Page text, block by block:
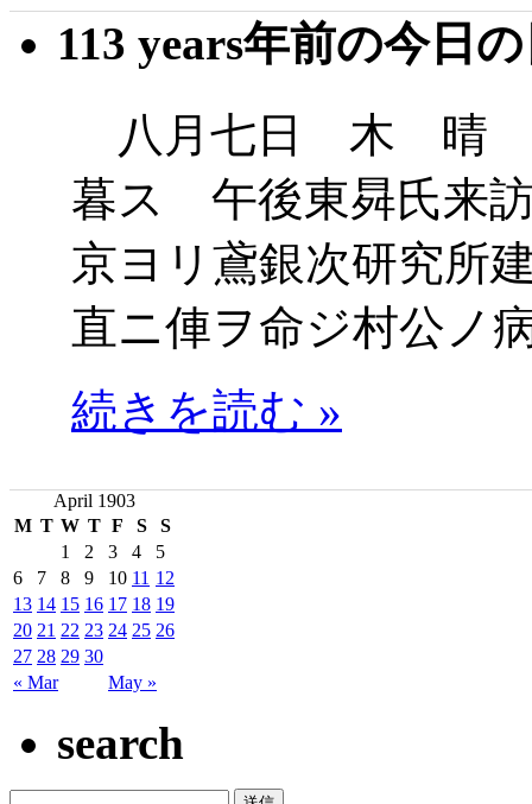
113 years年前の今日
八月七日 木 晴
暮ス 午後東曻氏来
京ヨリ鳶銀次研究所
直ニ俥ヲ命ジ村公ノ
続きを読む »
April 1903
M T W T F S S
« Mar May »
1 2 3 4
5
6
7 8 9 10 11 12
13 14 15 16 17 18 19
20 21 22 23 24 25 26
27 28 29 30
search